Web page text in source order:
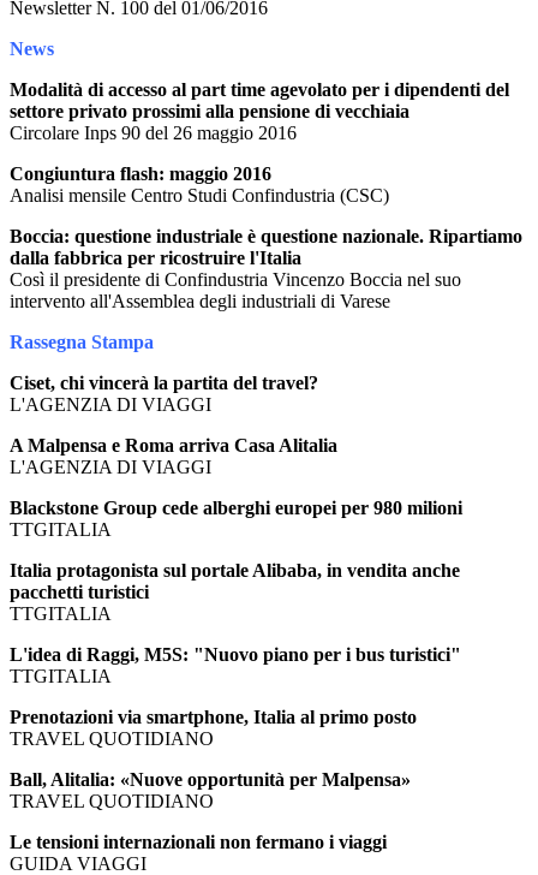
Newsletter N. 100 del 01/06/2016
News
Modalità di accesso al part time agevolato per i dipendenti del
settore privato prossimi alla pensione di vecchiaia
Circolare Inps 90 del 26 maggio 2016
Congiuntura flash: maggio 2016
Analisi mensile Centro Studi Confindustria (CSC)
Boccia: questione industriale è questione nazionale. Ripartiamo
dalla fabbrica per ricostruire l'Italia
Così il presidente di Confindustria Vincenzo Boccia nel suo
intervento all'Assemblea degli industriali di Varese
Rassegna Stampa
Ciset, chi vincerà la partita del travel?
L'AGENZIA DI VIAGGI
A Malpensa e Roma arriva Casa Alitalia
L'AGENZIA DI VIAGGI
Blackstone Group cede alberghi europei per 980 milioni
TTGITALIA
Italia protagonista sul portale Alibaba, in vendita anche
pacchetti turistici
TTGITALIA
L'idea di Raggi, M5S: "Nuovo piano per i bus turistici"
TTGITALIA
Prenotazioni via smartphone, Italia al primo posto
TRAVEL QUOTIDIANO
Ball, Alitalia: «Nuove opportunità per Malpensa»
TRAVEL QUOTIDIANO
Le tensioni internazionali non fermano i viaggi
GUIDA VIAGGI